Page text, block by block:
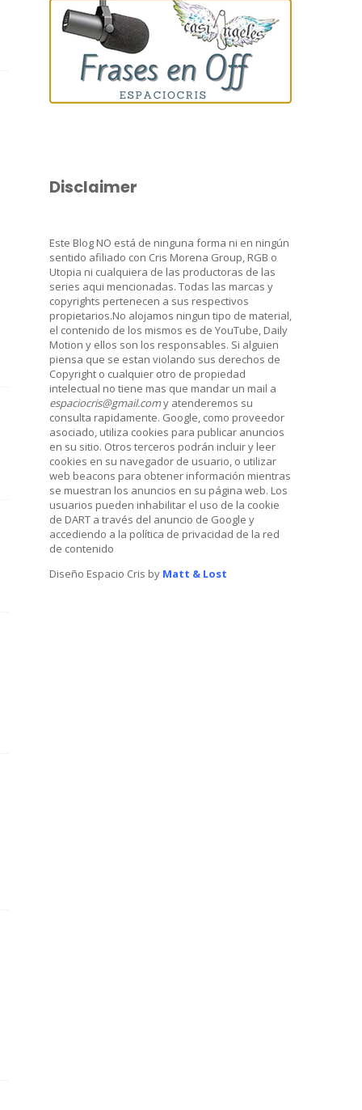
Disclaimer
Este Blog NO está de ninguna forma ni en ningún
sentido afiliado con Cris Morena Group, RGB o
Utopia ni cualquiera de las productoras de las
series aqui mencionadas. Todas las marcas y
copyrights pertenecen a sus respectivos
propietarios.No alojamos ningun tipo de material,
el contenido de los mismos es de YouTube, Daily
Motion y ellos son los responsables. Si alguien
piensa que se estan violando sus derechos de
Copyright o cualquier otro de propiedad
intelectual no tiene mas que mandar un mail a
espaciocris@gmail.comy atenderemos su
consulta rapidamente. Google, como proveedor
asociado, utiliza cookies para publicar anuncios
en su sitio. Otros terceros podrán incluir y leer
cookies en su navegador de usuario, o utilizar
web beacons para obtener información mientras
se muestran los anuncios en su página web. Los
usuarios pueden inhabilitar el uso de la cookie
de DART a través del anuncio de Google y
accediendo a la política de privacidad de la red
de contenido
Diseño Espacio Cris by Matt & Lost